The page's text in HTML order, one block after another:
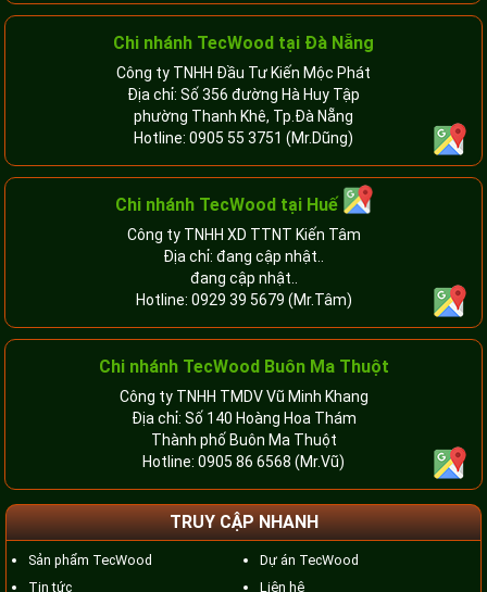
Chi nhánh TecWood tại Đà Nẵng
Công ty TNHH Đầu Tư Kiến Mộc Phát
Địa chỉ: Số 356 đường Hà Huy Tập
phường Thanh Khê, Tp.Đà Nẵng
Hotline: 0905 55 3751 (Mr.Dũng)
Chi nhánh TecWood tại Huế
Công ty TNHH XD TTNT Kiến Tâm
Địa chỉ: đang cập nhật..
đang cập nhật..
Hotline: 0929 39 5679 (Mr.Tâm)
Chi nhánh TecWood Buôn Ma Thuột
Công ty TNHH TMDV Vũ Minh Khang
Địa chỉ: Số 140 Hoàng Hoa Thám
Thành phố Buôn Ma Thuột
Hotline: 0905 86 6568 (Mr.Vũ)
TRUY CẬP NHANH
Sản phẩm TecWood
Tin tức
Dự án TecWood
Liên hệ